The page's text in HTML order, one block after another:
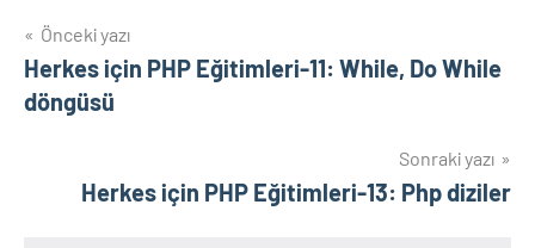
Yazı
gezinmesi
Önceki yazı
Herkes için PHP Eğitimleri-11: While, Do While
döngüsü
Sonraki yazı
Herkes için PHP Eğitimleri-13: Php diziler